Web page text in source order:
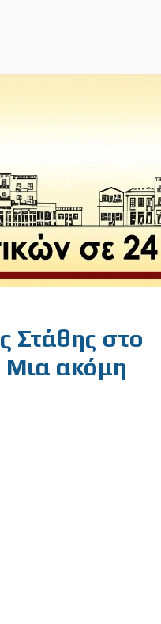
Στάθης στο
Μια ακόμη